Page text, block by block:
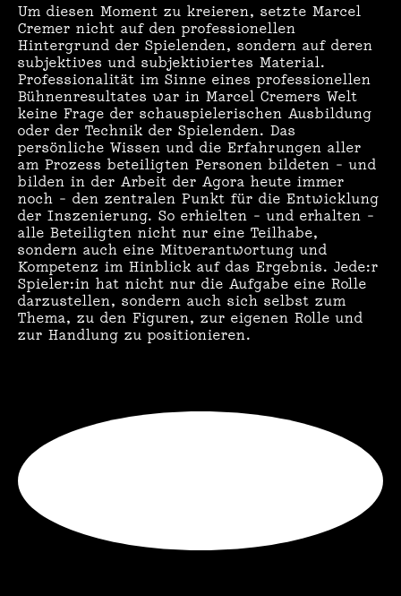
Um diesen Moment zu kreieren, setzte Marcel
Cremer nicht auf den professionellen
Hintergrund der Spielenden, sondern auf deren
subjektives und subjektiviertes Material.
Professionalität im Sinne eines professionellen
Bühnenresultates war in Marcel Cremers Welt
keine Frage der schauspielerischen Ausbildung
oder der Technik der Spielenden. Das
persönliche Wissen und die Erfahrungen aller
am Prozess beteiligten Personen bildeten – und
bilden in der Arbeit der Agora heute immer
noch – den zentralen Punkt für die Entwicklung
der Inszenierung. So erhielten – und erhalten –
alle Beteiligten nicht nur eine Teilhabe,
sondern auch eine Mitverantwortung und
Kompetenz im Hinblick auf das Ergebnis. Jede:r
Spieler:in hat nicht nur die Aufgabe eine Rolle
darzustellen, sondern auch sich selbst zum
Thema, zu den Figuren, zur eigenen Rolle und
zur Handlung zu positionieren.